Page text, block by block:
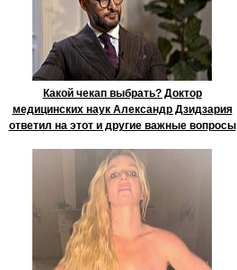
Какой чекап выбрать? Доктор
медицинских наук Александр Дзидзария
ответил на этот и другие важные вопросы